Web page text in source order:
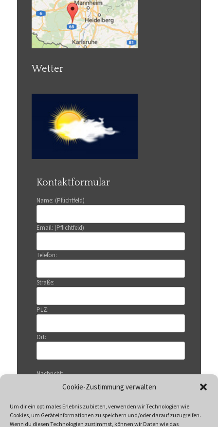
Cookie-Zustimmung verwalten
Um dir ein optimales Erlebnis zu bieten, verwenden wir Technologien wie
Cookies, um Geräteinformationen zu speichern und/oder darauf zuzugreifen.
Wenn du diesen Technologien zustimmst, können wir Daten wie das
Wetter
Kontaktformular
Name: (Pflichtfeld)
Email: (Pflichtfeld)
Telefon:
Straße:
PLZ:
Ort:
Nachricht: